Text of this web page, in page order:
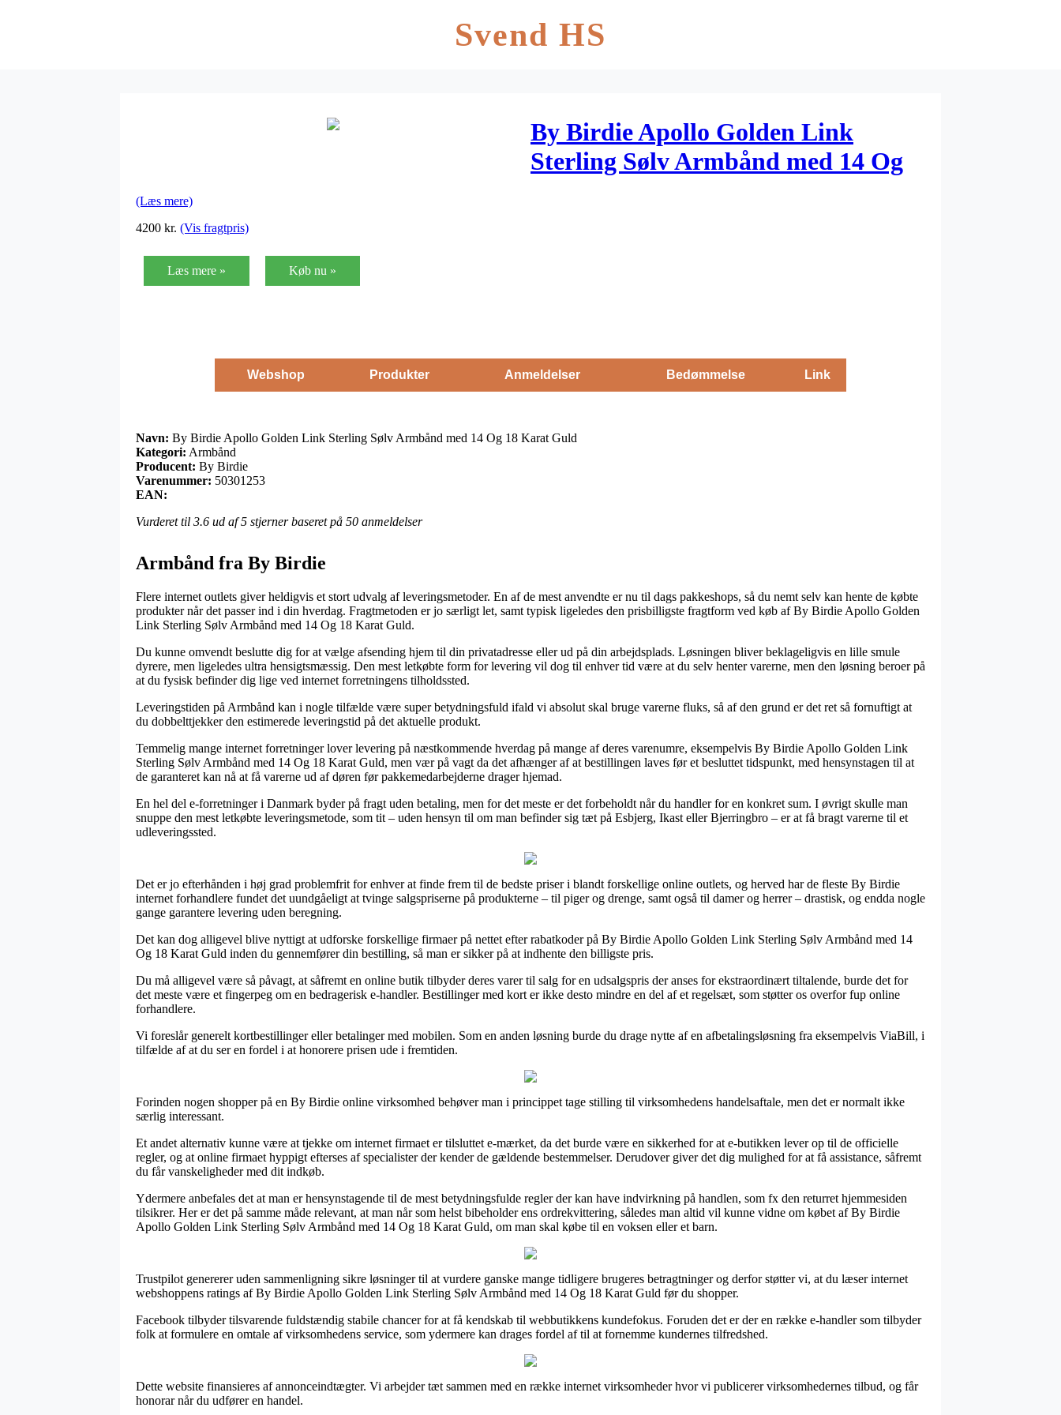
Svend HS
By Birdie Apollo Golden Link
Sterling Sølv Armbånd med 14 Og
(Læs mere)
4200 kr. (Vis fragtpris)
Læs mere » Køb nu »
Webshop Produkter Anmeldelser Bedømmelse Link
Navn: By Birdie Apollo Golden Link Sterling Sølv Armbånd med 14 Og 18 Karat Guld
Kategori: Armbånd
Producent: By Birdie
Varenummer: 50301253
EAN:
Vurderet til 3.6 ud af 5 stjerner baseret på 50 anmeldelser
Armbånd fra By Birdie
Flere internet outlets giver heldigvis et stort udvalg af leveringsmetoder. En af de mest anvendte er nu til dags pakkeshops, så du nemt selv kan hente de købte
produkter når det passer ind i din hverdag. Fragtmetoden er jo særligt let, samt typisk ligeledes den prisbilligste fragtform ved køb af By Birdie Apollo Golden
Link Sterling Sølv Armbånd med 14 Og 18 Karat Guld.
Du kunne omvendt beslutte dig for at vælge afsending hjem til din privatadresse eller ud på din arbejdsplads. Løsningen bliver beklageligvis en lille smule
dyrere, men ligeledes ultra hensigtsmæssig. Den mest letkøbte form for levering vil dog til enhver tid være at du selv henter varerne, men den løsning beroer på
at du fysisk befinder dig lige ved internet forretningens tilholdssted.
Leveringstiden på Armbånd kan i nogle tilfælde være super betydningsfuld ifald vi absolut skal bruge varerne fluks, så af den grund er det ret så fornuftigt at
du dobbelttjekker den estimerede leveringstid på det aktuelle produkt.
Temmelig mange internet forretninger lover levering på næstkommende hverdag på mange af deres varenumre, eksempelvis By Birdie Apollo Golden Link
Sterling Sølv Armbånd med 14 Og 18 Karat Guld, men vær på vagt da det afhænger af at bestillingen laves før et besluttet tidspunkt, med hensynstagen til at
de garanteret kan nå at få varerne ud af døren før pakkemedarbejderne drager hjemad.
En hel del e-forretninger i Danmark byder på fragt uden betaling, men for det meste er det forbeholdt når du handler for en konkret sum. I øvrigt skulle man
snuppe den mest letkøbte leveringsmetode, som tit – uden hensyn til om man befinder sig tæt på Esbjerg, Ikast eller Bjerringbro – er at få bragt varerne til et
udleveringssted.
Det er jo efterhånden i høj grad problemfrit for enhver at finde frem til de bedste priser i blandt forskellige online outlets, og herved har de fleste By Birdie
internet forhandlere fundet det uundgåeligt at tvinge salgspriserne på produkterne – til piger og drenge, samt også til damer og herrer – drastisk, og endda nogle
gange garantere levering uden beregning.
Det kan dog alligevel blive nyttigt at udforske forskellige firmaer på nettet efter rabatkoder på By Birdie Apollo Golden Link Sterling Sølv Armbånd med 14
Og 18 Karat Guld inden du gennemfører din bestilling, så man er sikker på at indhente den billigste pris.
Du må alligevel være så påvagt, at såfremt en online butik tilbyder deres varer til salg for en udsalgspris der anses for ekstraordinært tiltalende, burde det for
det meste være et fingerpeg om en bedragerisk e-handler. Bestillinger med kort er ikke desto mindre en del af et regelsæt, som støtter os overfor fup online
forhandlere.
Vi foreslår generelt kortbestillinger eller betalinger med mobilen. Som en anden løsning burde du drage nytte af en afbetalingsløsning fra eksempelvis ViaBill, i
tilfælde af at du ser en fordel i at honorere prisen ude i fremtiden.
Forinden nogen shopper på en By Birdie online virksomhed behøver man i princippet tage stilling til virksomhedens handelsaftale, men det er normalt ikke
særlig interessant.
Et andet alternativ kunne være at tjekke om internet firmaet er tilsluttet e-mærket, da det burde være en sikkerhed for at e-butikken lever op til de officielle
regler, og at online firmaet hyppigt efterses af specialister der kender de gældende bestemmelser. Derudover giver det dig mulighed for at få assistance, såfremt
du får vanskeligheder med dit indkøb.
Ydermere anbefales det at man er hensynstagende til de mest betydningsfulde regler der kan have indvirkning på handlen, som fx den returret hjemmesiden
tilsikrer. Her er det på samme måde relevant, at man når som helst bibeholder ens ordrekvittering, således man altid vil kunne vidne om købet af By Birdie
Apollo Golden Link Sterling Sølv Armbånd med 14 Og 18 Karat Guld, om man skal købe til en voksen eller et barn.
Trustpilot genererer uden sammenligning sikre løsninger til at vurdere ganske mange tidligere brugeres betragtninger og derfor støtter vi, at du læser internet
webshoppens ratings af By Birdie Apollo Golden Link Sterling Sølv Armbånd med 14 Og 18 Karat Guld før du shopper.
Facebook tilbyder tilsvarende fuldstændig stabile chancer for at få kendskab til webbutikkens kundefokus. Foruden det er der en række e-handler som tilbyder
folk at formulere en omtale af virksomhedens service, som ydermere kan drages fordel af til at fornemme kundernes tilfredshed.
Dette website finansieres af annonceindtægter. Vi arbejder tæt sammen med en række internet virksomheder hvor vi publicerer virksomhedernes tilbud, og får
honorar når du udfører en handel.